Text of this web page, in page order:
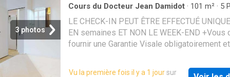
maison dévoile un espace de réception
composé d'un séjour et d'une salle à manger
de 80 m², sublimés par une hauteur sous
impressionnante et de larges baies vitrées
sur le jardin et les terrasses. La cuisine sur
harmonieusement à cet espace de vie et
3 photos
Cours du Docteur Jean Damidot · 101 m² · 5
LE CHECK-IN PEUT ÊTRE EFFECTUÉ
EN semaines ET NON LE WEEK-END +Vous
fournir une Garantie Visale obligatoirement
BE DONE ON WEEKDAYS AND NOT AT
Vu la première fois il y a 1 joursur